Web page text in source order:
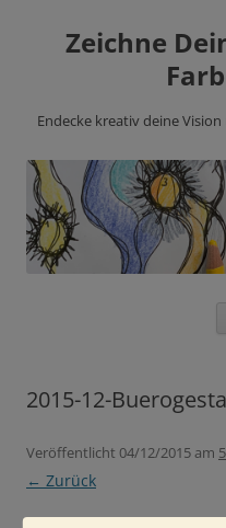
Zeichne
Endecke kreativ deine
2015-12-
Veröffentlicht 04/12/2015am
← Zurück